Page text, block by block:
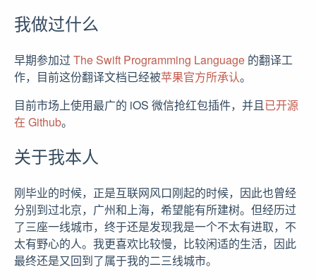
我做过什么
早期参加过 The Swift Programming Language 的翻译工
作，目前这份翻译文档已经被苹果官方所承认。
目前市场上使用最广的 iOS 微信抢红包插件，并且已开源
在 Github。
关于我本人
刚毕业的时候，正是互联网风口刚起的时候，因此也曾经
分别到过北京，广州和上海，希望能有所建树。但经历过
了三座一线城市，终于还是发现我是一个不太有进取，不
太有野心的人。我更喜欢比较慢，比较闲适的生活，因此
最终还是又回到了属于我的二三线城市。